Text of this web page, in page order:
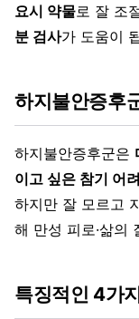
요시 약물로 잘 조
분 검사가 도움이
하지불안증후
하지불안증후군은
이고 싶은 참기 어
하지만 잘 모르고
해 만성 피로·삶의
특징적인 4가